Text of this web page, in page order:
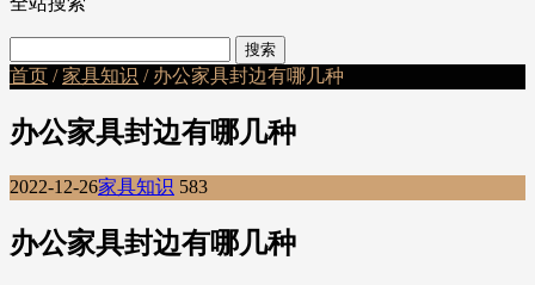
首页 /家具知识 / 办公家具封边有哪几种
办公家具封边有哪几种
2022-12-26家具知识 583
办公家具封边有哪几种